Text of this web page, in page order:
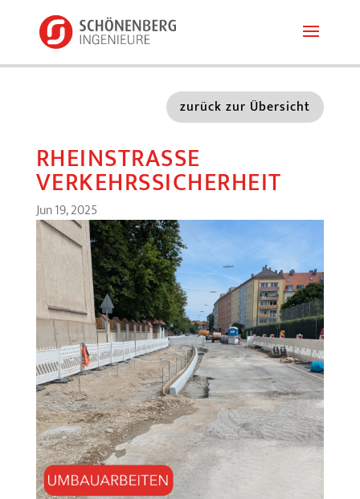
zurück zur Übersicht
RHEINSTRASSE V
ERKEHRSSICHERHEIT
Jun 19, 2025